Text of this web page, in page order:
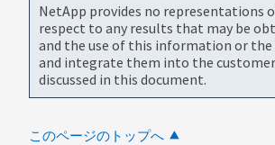
NetApp provides no representations
respect to any results that may be
and the use of this information or
and integrate them into the
discussed in this document.
このページのトップへ